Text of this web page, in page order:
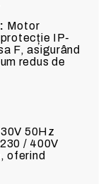
Motor
IP-
F, asigurând
redus de
50Hz
/ 400V
oferind